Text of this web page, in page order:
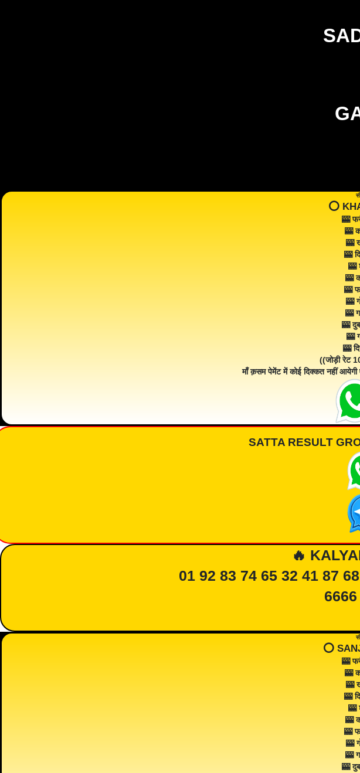
⭕️
🎰
🎰
🎰
🎰
🎰
🎰
🎰
🎰
🎰
🎰
🎰
🎰
((जोड़ी रेट
माँ क़सम पेमेंट में कोई दिक्कत नहीं आयेगी
SATTA RESULT
🔥
01 92 83 74 65 32 41 87
⭕️
🎰
🎰
🎰
🎰
🎰
🎰
🎰
🎰
🎰
🎰